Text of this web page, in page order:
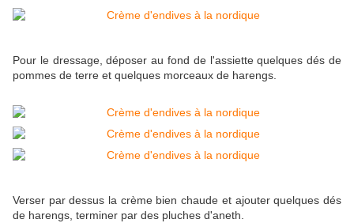
Pour le dressage, déposer au fond de l'assiette quelques dés de
pommes de terre et quelques morceaux de harengs.
Verser par dessus la crème bien chaude et ajouter quelques dés
de harengs, terminer par des pluches d'aneth.